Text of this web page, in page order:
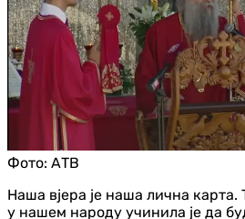
Фото: АТВ
Наша вјера је наша лична карта.
у нашем народу учинила је да